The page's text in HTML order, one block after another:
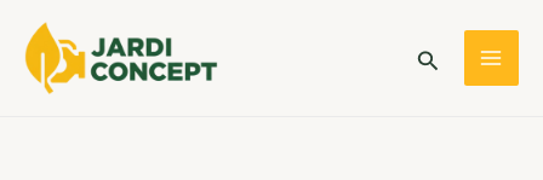
contenu
Rechercher